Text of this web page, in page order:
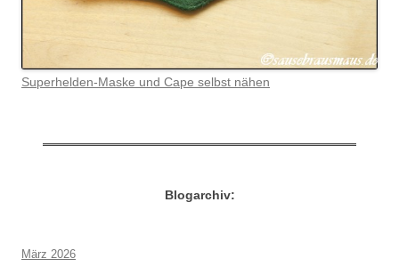
Superhelden-Maske und Cape selbst nähen
Blogarchiv:
März 2026